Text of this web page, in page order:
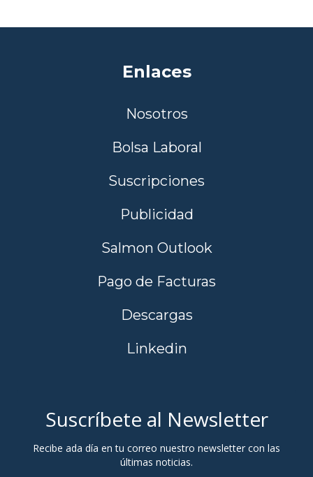
Enlaces
Nosotros
Bolsa Laboral
Suscripciones
Publicidad
Salmon Outlook
Pago de Facturas
Descargas
Linkedin
Suscríbete al Newsletter
Recibe ada día en tu correo nuestro newsletter con las
últimas noticias.